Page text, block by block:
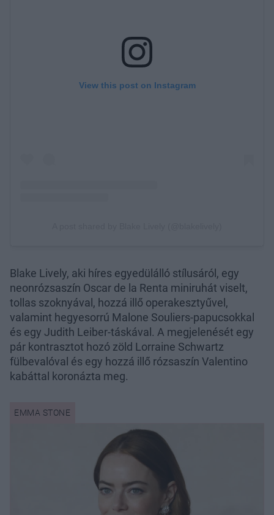
Blake Lively, aki híres egyedülálló stílusáról, egy
neonrózsaszín Oscar de la Renta miniruhát viselt,
tollas szoknyával, hozzá illő operakesztyűvel,
valamint hegyesorrú Malone Souliers-papucsokkal
és egy Judith Leiber-táskával. A megjelenését egy
pár kontrasztot hozó zöld Lorraine Schwartz
fülbevalóval és egy hozzá illő rózsaszín Valentino
kabáttal koronázta meg.